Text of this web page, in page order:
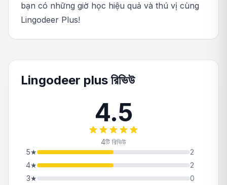
bạn có những giờ học hiệu quả và thú vị cùng
Lingodeer Plus!
Lingodeer plus রিভিউ
4.5
4টি রিভিউ
5★
2
4★
2
3★
0